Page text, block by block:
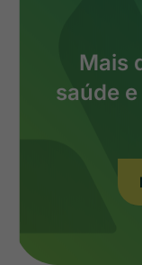
Mais
saúde